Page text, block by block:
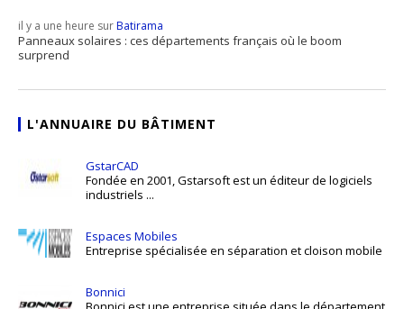
il y a une heure surBatirama
Panneaux solaires : ces départements français où le boom
surprend
L'ANNUAIRE DU BÂTIMENT
GstarCAD
Fondée en 2001, Gstarsoft est un éditeur de logiciels
industriels ...
Espaces Mobiles
Entreprise spécialisée en séparation et cloison mobile
Bonnici